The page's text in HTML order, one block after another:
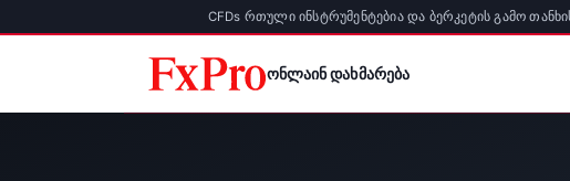
CFDs რთული ინსტრუმენტებია და ბერკეტის გამო
ონლაინ დახმარება